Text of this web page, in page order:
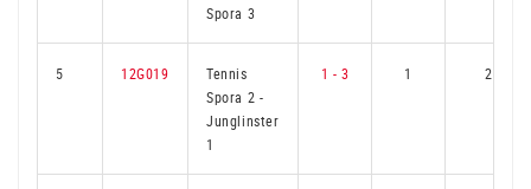
Spora 3
5 12G019
Tennis
Spora 2 -
Junglinster
1
1 - 3 1 2